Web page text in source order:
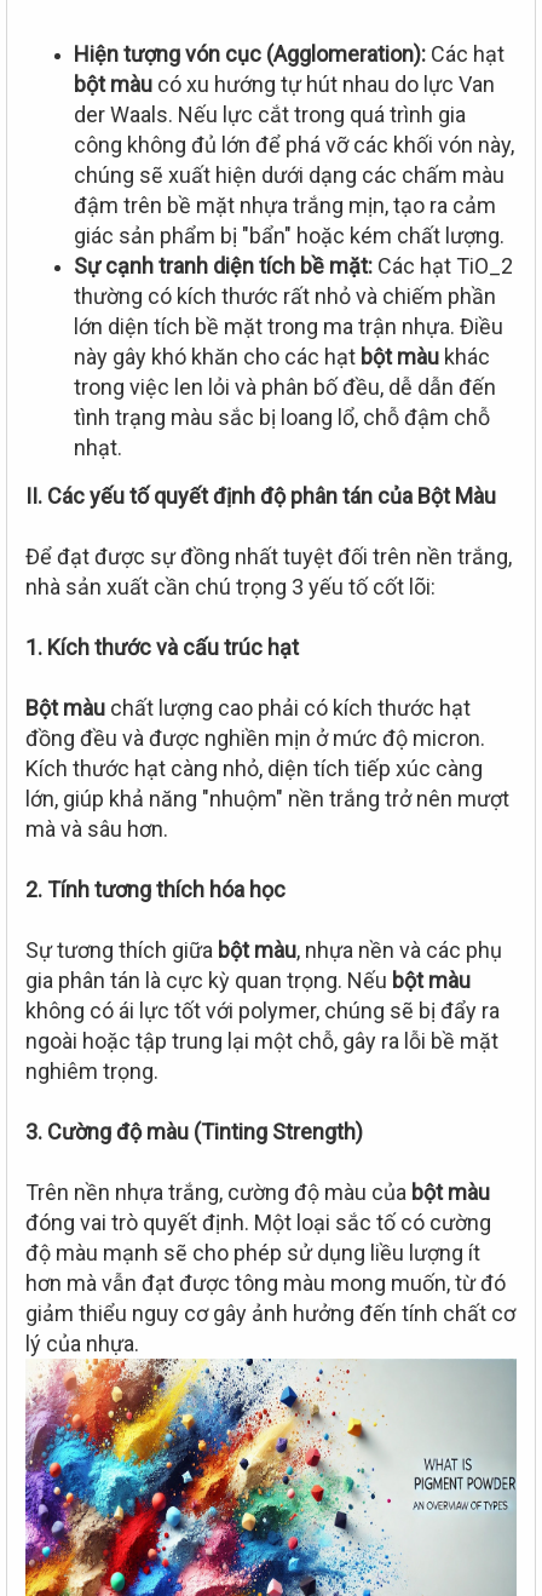
Hiện tượng vón cục (Agglomeration): Các hạt
bột màu có xu hướng tự hút nhau do lực Van
der Waals. Nếu lực cắt trong quá trình gia
công không đủ lớn để phá vỡ các khối vón này,
chúng sẽ xuất hiện dưới dạng các chấm màu
đậm trên bề mặt nhựa trắng mịn, tạo ra cảm
giác sản phẩm bị "bẩn" hoặc kém chất lượng.
Sự cạnh tranh diện tích bề mặt: Các hạt TiO_2
thường có kích thước rất nhỏ và chiếm phần
lớn diện tích bề mặt trong ma trận nhựa. Điều
này gây khó khăn cho các hạt bột màu khác
trong việc len lỏi và phân bố đều, dễ dẫn đến
tình trạng màu sắc bị loang lổ, chỗ đậm chỗ
nhạt.
II. Các yếu tố quyết định độ phân tán của Bột Màu
Để đạt được sự đồng nhất tuyệt đối trên nền trắng,
nhà sản xuất cần chú trọng 3 yếu tố cốt lõi:
1. Kích thước và cấu trúc hạt
Bột màu chất lượng cao phải có kích thước hạt
đồng đều và được nghiền mịn ở mức độ micron.
Kích thước hạt càng nhỏ, diện tích tiếp xúc càng
lớn, giúp khả năng "nhuộm" nền trắng trở nên mượt
mà và sâu hơn.
2. Tính tương thích hóa học
Sự tương thích giữa bột màu, nhựa nền và các phụ
gia phân tán là cực kỳ quan trọng. Nếu bột màu
không có ái lực tốt với polymer, chúng sẽ bị đẩy ra
ngoài hoặc tập trung lại một chỗ, gây ra lỗi bề mặt
nghiêm trọng.
3. Cường độ màu (Tinting Strength)
Trên nền nhựa trắng, cường độ màu của bột màu
đóng vai trò quyết định. Một loại sắc tố có cường
độ màu mạnh sẽ cho phép sử dụng liều lượng ít
hơn mà vẫn đạt được tông màu mong muốn, từ đó
giảm thiểu nguy cơ gây ảnh hưởng đến tính chất cơ
lý của nhựa.